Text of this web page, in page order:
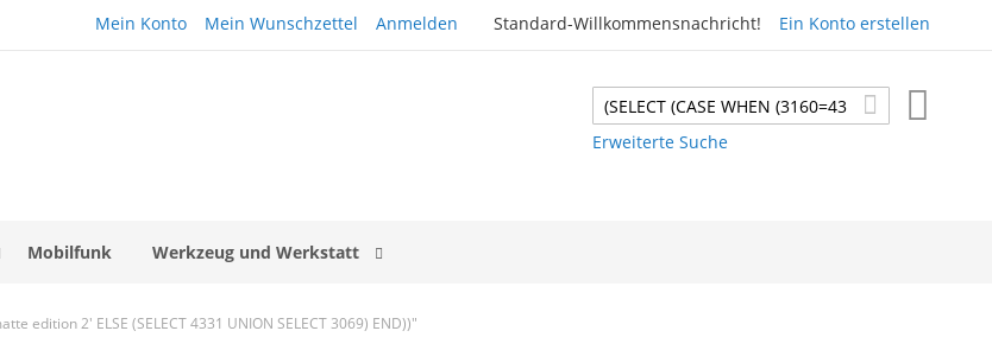
Mein Konto Mein Wunschzettel Anmelden Standard-Willkommensnachricht! Ein Konto erstellen
Suche
Erweiterte Suche
Suche
Mobilfunk Werkzeug und Werkstatt
edition 2' ELSE (SELECT 4331 UNION SELECT 3069) END))"